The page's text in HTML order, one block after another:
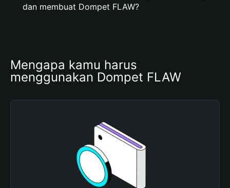
dan membuat Dompet FLAW?
Mengapa kamu harus
menggunakan Dompet FLAW